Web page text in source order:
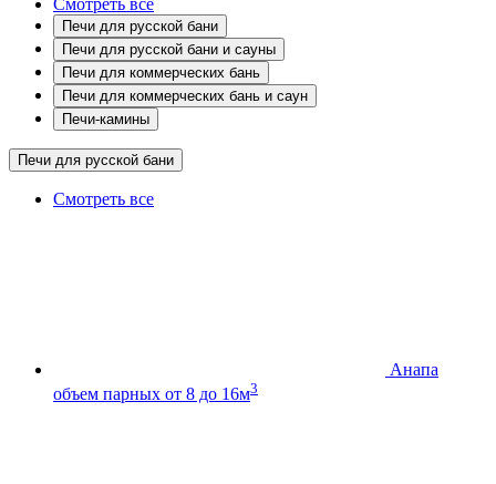
Смотреть все
Печи для русской бани
Печи для русской бани и сауны
Печи для коммерческих бань
Печи для коммерческих бань и саун
Печи-камины
Печи для русской бани
Смотреть все
Анапа
объем парных от 8 до 16м3